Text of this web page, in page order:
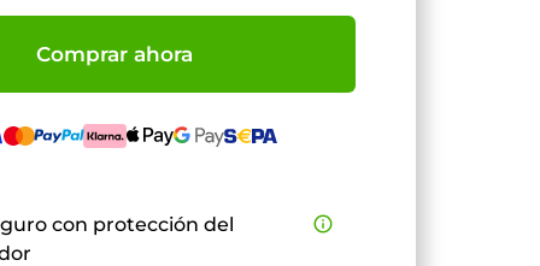
Comprar ahora
con protección del
info_outline